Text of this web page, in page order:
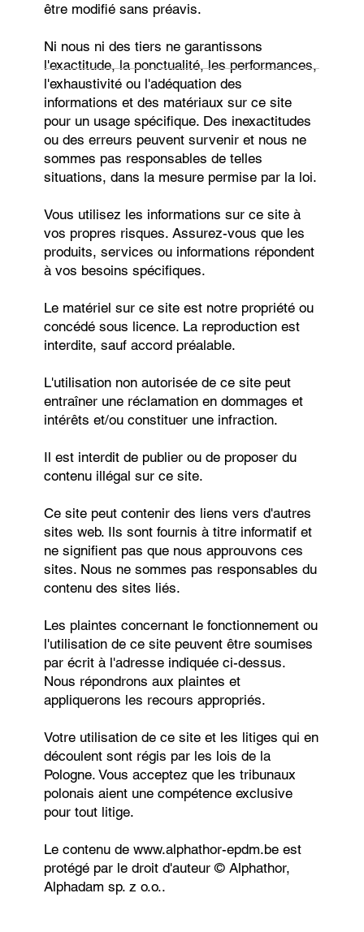
être modifié sans préavis.
Ni nous ni des tiers ne garantissons
l'exactitude, la ponctualité, les performances,
l'exhaustivité ou l'adéquation des
informations et des matériaux sur ce site
pour un usage spécifique. Des inexactitudes
ou des erreurs peuvent survenir et nous ne
sommes pas responsables de telles
situations, dans la mesure permise par la loi.
Vous utilisez les informations sur ce site à
vos propres risques. Assurez-vous que les
produits, services ou informations répondent
à vos besoins spécifiques.
Le matériel sur ce site est notre propriété ou
concédé sous licence. La reproduction est
interdite, sauf accord préalable.
L'utilisation non autorisée de ce site peut
entraîner une réclamation en dommages et
intérêts et/ou constituer une infraction.
Il est interdit de publier ou de proposer du
contenu illégal sur ce site.
Ce site peut contenir des liens vers d'autres
sites web. Ils sont fournis à titre informatif et
ne signifient pas que nous approuvons ces
sites. Nous ne sommes pas responsables du
contenu des sites liés.
Les plaintes concernant le fonctionnement ou
l'utilisation de ce site peuvent être soumises
par écrit à l'adresse indiquée ci-dessus.
Nous répondrons aux plaintes et
appliquerons les recours appropriés.
Votre utilisation de ce site et les litiges qui en
découlent sont régis par les lois de la
Pologne. Vous acceptez que les tribunaux
polonais aient une compétence exclusive
pour tout litige.
Le contenu dewww.alphathor-epdm.be est
protégé par le droit d'auteur © Alphathor,
Alphadam sp. z o.o..